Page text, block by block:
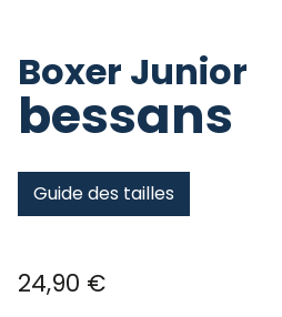
Boxer Junior
bessans
Guide des tailles
24,90 €